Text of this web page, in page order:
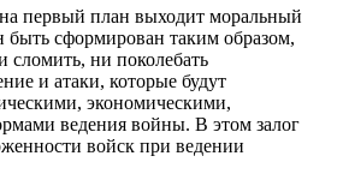
первый план выходит моральный
сформирован таким образом,
сломить, ни поколебать
и атаки, которые будут
экономическими,
ведения войны. В этом залог
войск при ведении